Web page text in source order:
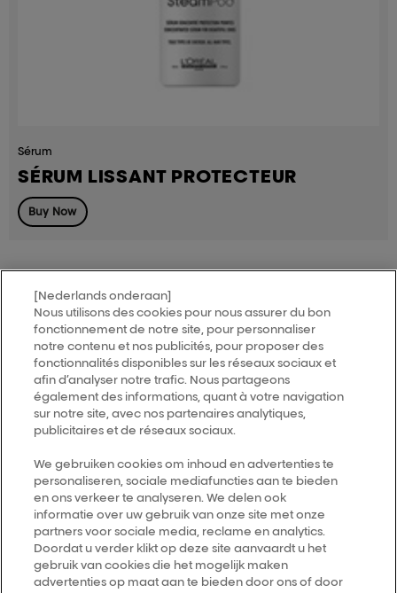
Sérum
SÉRUM LISSANT PROTECTEUR
Buy Now
MY HAIR[iD]
Trouver un salon
Follow us
L’Oréal Professionnel
14, rue Royale 75008 PARIS
consumercareNL@loreal.com
Retour haut de page
Choisir votre pays
[Nederlands onderaan]
Nous utilisons des cookies pour nous assurer du bon
fonctionnement de notre site, pour personnaliser
notre contenu et nos publicités, pour proposer des
fonctionnalités disponibles sur les réseaux sociaux et
afin d’analyser notre trafic. Nous partageons
également des informations, quant à votre navigation
sur notre site, avec nos partenaires analytiques,
publicitaires et de réseaux sociaux.
We gebruiken cookies om inhoud en advertenties te
personaliseren, sociale mediafuncties aan te bieden
en ons verkeer te analyseren. We delen ook
informatie over uw gebruik van onze site met onze
partners voor sociale media, reclame en analytics.
Doordat u verder klikt op deze site aanvaardt u het
gebruik van cookies die het mogelijk maken
advertenties op maat aan te bieden door ons of door